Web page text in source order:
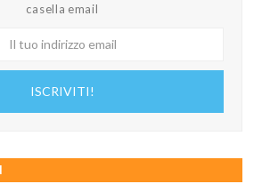
casella email
ISCRIVITI!